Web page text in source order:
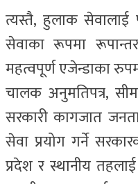
त्यस्तै, हुलाक सेवालाई
सेवाका रूपमा
महत्वपूर्ण एजेन्डाका
चालक अनुमतिपत्र,
सरकारी कागजात
सेवा प्रयोग गर्ने
प्रदेश र स्थानीय